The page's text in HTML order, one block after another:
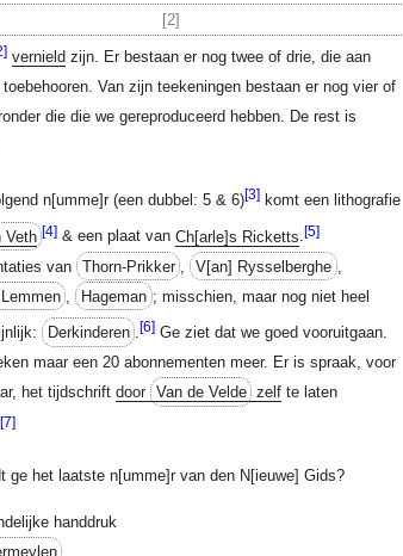
[2]
vernield zijn. Er bestaan er nog twee of drie, die aan
Van zijn teekeningen bestaan er nog vier of
die die we gereproduceerd hebben. De rest is
n[umme]r(een dubbel: 5 & 6)[3]komt een lithografie
Veth [4] & een plaat vanCh[arle]s Ricketts.[5]
van Thorn-Prikker , V[an] Rysselberghe
, Hageman ; misschien, maar nog niet heel
Derkinderen .[6] Ge ziet dat we goed vooruitgaan.
maar een 20 abonnementen meer. Er is spraak, voor
het tijdschrift door Van de Velde zelf te laten
[7]
ge het laatste n[umme]rvan den N[ieuwe] Gids?
handdruk